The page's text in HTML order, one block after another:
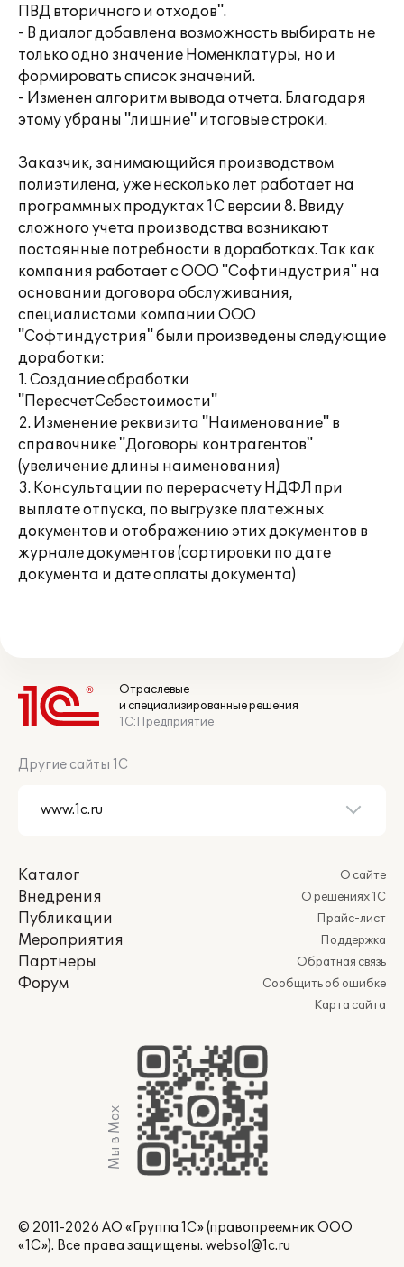
ПВД вторичного и отходов".
- В диалог добавлена возможность выбирать не
только одно значение Номенклатуры, но и
формировать список значений.
- Изменен алгоритм вывода отчета. Благодаря
этому убраны "лишние" итоговые строки.
Заказчик, занимающийся производством
полиэтилена, уже несколько лет работает на
программных продуктах 1С версии 8. Ввиду
сложного учета производства возникают
постоянные потребности в доработках. Так как
компания работает с ООО "Софтиндустрия" на
основании договора обслуживания,
специалистами компании ООО
"Софтиндустрия" были произведены следующие
доработки:
1. Создание обработки
"ПересчетСебестоимости"
2. Изменение реквизита "Наименование" в
справочнике "Договоры контрагентов"
(увеличение длины наименования)
3. Консультации по перерасчету НДФЛ при
выплате отпуска, по выгрузке платежных
документов и отображению этих документов в
журнале документов (сортировки по дате
документа и дате оплаты документа)
Отраслевые
и специализированные решения
1С:Предприятие
Другие сайты 1С
Каталог
Внедрения
Публикации
Мероприятия
Партнеры
Форум
О сайте
О решениях 1С
Прайс-лист
Поддержка
Обратная связь
Сообщить об ошибке
Карта сайта
Мы в Max
© 2011-2026 АО «Группа 1С» (правопреемник ООО
«1С»). Все права защищены. websol@1c.ru